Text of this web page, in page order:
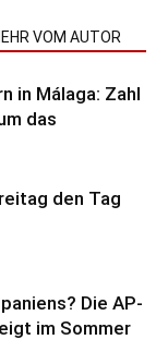
VOM AUTOR
in Málaga: Zahl
das
den Tag
Die AP-
im Sommer